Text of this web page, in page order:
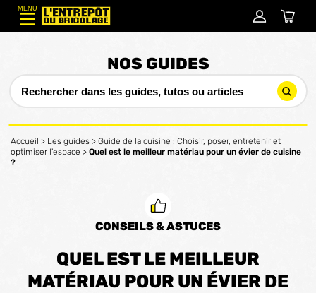
MENU
NOS GUIDES
Accueil > Les guides > Guide de la cuisine : Choisir, poser, entretenir et
optimiser l'espace > Quel est le meilleur matériau pour un évier de cuisine
?
CONSEILS & ASTUCES
QUEL EST LE MEILLEUR
MATÉRIAU POUR UN ÉVIER DE